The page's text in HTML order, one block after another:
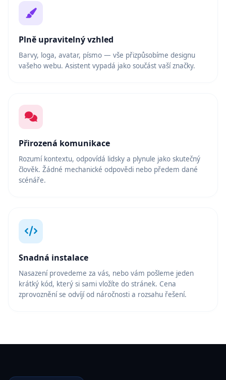
Plně upravitelný vzhled
Barvy, loga, avatar, písmo — vše přizpůsobíme designu
vašeho webu. Asistent vypadá jako součást vaší značky.
Přirozená komunikace
Rozumí kontextu, odpovídá lidsky a plynule jako skutečný
člověk. Žádné mechanické odpovědi nebo předem dané
scénáře.
Snadná instalace
Nasazení provedeme za vás, nebo vám pošleme jeden
krátký kód, který si sami vložíte do stránek. Cena
zprovoznění se odvíjí od náročnosti a rozsahu řešení.